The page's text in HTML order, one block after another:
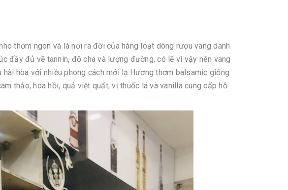
thơm ngon và là nơi ra đời của hàng loạt dòng rượu vang danh
đầy đủ về tannin, độ cha và lượng đường, có lẽ vì vậy nên vang
hòa với nhiều phong cách mới lạ.Hương thơm balsamic giống
thảo, hoa hồi, quả việt quất, vị thuốc lá và vanilla cung cấp hỗ